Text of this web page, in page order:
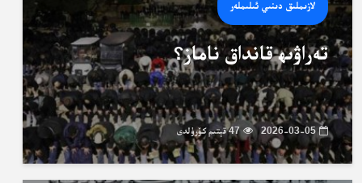
لازىملىق دىنىي ئىلىملەر
تەراۋىھ قانداق ناماز؟
2026-03-05 47 قېتىم كۆرۈلدى